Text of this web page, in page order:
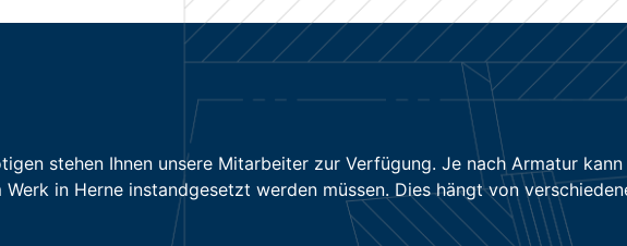
stehen Ihnen unsere Mitarbeiter zur Verfügung. Je nach Armatur
in Herne instandgesetzt werden müssen. Dies hängt von